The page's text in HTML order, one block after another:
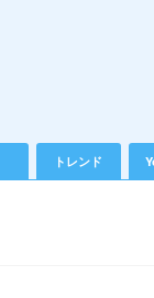
トレンド